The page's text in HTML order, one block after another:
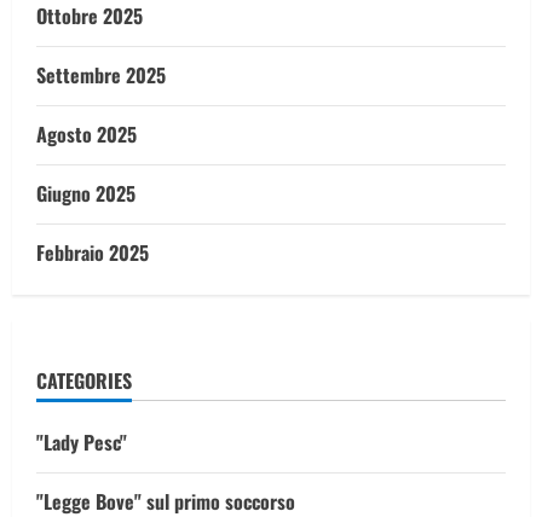
Ottobre 2025
Settembre 2025
Agosto 2025
Giugno 2025
Febbraio 2025
CATEGORIES
"Lady Pesc"
"Legge Bove" sul primo soccorso